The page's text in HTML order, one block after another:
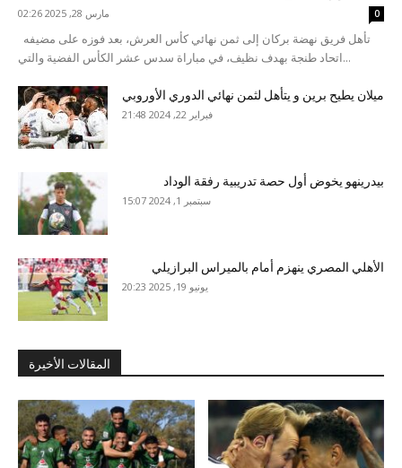
مارس 28, 2025 02:26 0
اتحاد طنجة بهدف نظيف، في مباراة سدس عشر الكأس الفضية والتي...
ميلان يطيح برين و يتأهل لثمن نهائي الدوري الأوروبي
فبراير 22, 2024 21:48
بيدرينهو يخوض أول حصة تدريبية رفقة الوداد
سبتمبر 1, 2024 15:07
الأهلي المصري ينهزم أمام بالميراس البرازيلي
يونيو 19, 2025 20:23
المقالات الأخيرة